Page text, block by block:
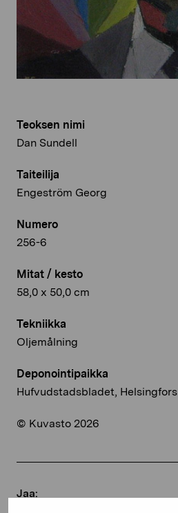
Teoksen nimi
Dan Sundell
Taiteilija
Engeström Georg
Numero
256-6
Mitat / kesto
58,0 x 50,0 cm
Tekniikka
Oljemålning
Deponointipaikka
Hufvudstadsbladet, Helsingfors
© Kuvasto 2026
Jaa: